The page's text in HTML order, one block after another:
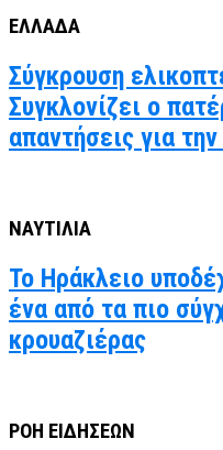
ΕΛΛΑΔΑ
Σύγκρουση
Συγκλονίζει ο
απαντήσεις για
ΝΑΥΤΙΛΙΑ
Το Ηράκλειο
ένα από τα πιο
κρουαζιέρας
ΡΟΗ ΕΙΔΗΣΕΩΝ